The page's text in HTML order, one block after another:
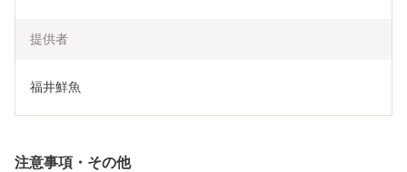
提供者
福井鮮魚
注意事項・その他